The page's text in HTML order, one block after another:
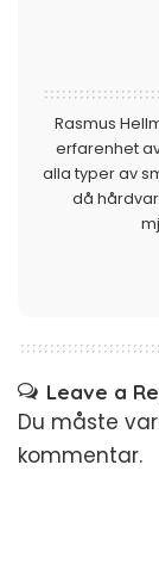
Rasmus
erfarenhet
alla typer av
då
Leave a
Du måste
kommentar.